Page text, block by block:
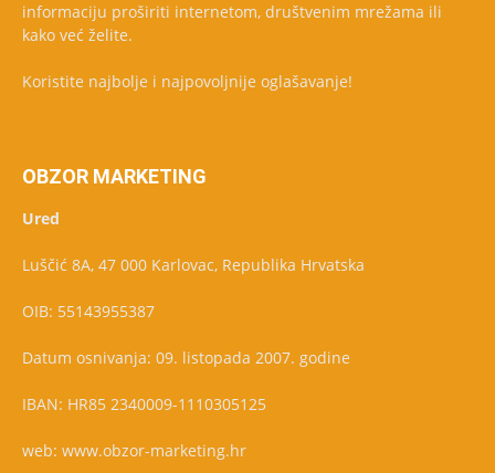
informaciju proširiti internetom, društvenim mrežama ili
kako već želite.
Koristite najbolje i najpovoljnije oglašavanje!
OBZOR MARKETING
Ured
Luščić 8A, 47 000 Karlovac, Republika Hrvatska
OIB: 55143955387
Datum osnivanja: 09. listopada 2007. godine
IBAN: HR85 2340009-1110305125
web: www.obzor-marketing.hr